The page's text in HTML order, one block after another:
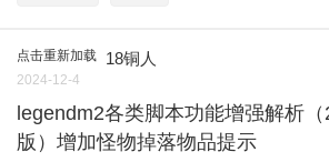
点击重新加载 18铜人
2024-12-4
legendm2各类脚本功能增强解析
版）增加怪物掉落物品提示